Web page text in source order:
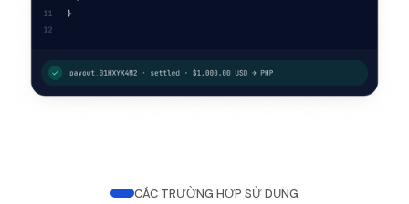
CÁC TRƯỜNG HỢP SỬ DỤNG